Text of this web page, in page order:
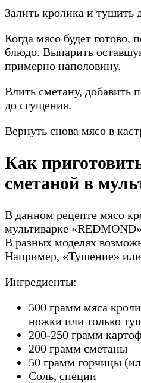
Залить кролика и тушить
Когда мясо будет готово,
блюдо. Выпарить
примерно наполовину.
Влить сметану, добавить
до сгущения.
Вернуть снова мясо в
Как
сметаной в
В данном рецепте мясо
мультиварке
В разных моделях
Например, «Тушение»
Ингредиенты:
500 грамм мяса
ножки или только
200-250 грамм
200 грамм сметаны
50 грамм горчицы
Соль, специи